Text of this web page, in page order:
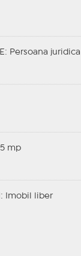
: Persoana juridica
5 mp
: Imobil liber